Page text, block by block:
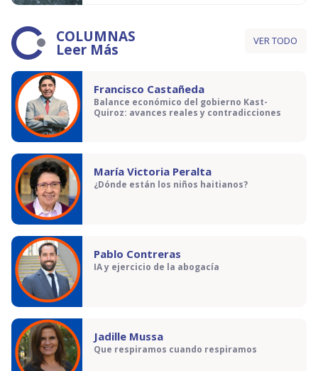
COLUMNAS
Leer Más VER TODO
Francisco Castañeda
Balance económico del gobierno Kast-
Quiroz: avances reales y contradicciones
María Victoria Peralta
¿Dónde están los niños haitianos?
Pablo Contreras
IA y ejercicio de la abogacía
Jadille Mussa
Que respiramos cuando respiramos